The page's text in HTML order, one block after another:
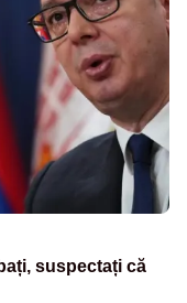
suspectați că